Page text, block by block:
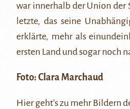
war innerhalb der Union der
letzte, das seine
erklärte, mehr als
ersten Land und sogar noch
Foto: Clara Marchaud
Hiergeht’s zu mehr Bildern